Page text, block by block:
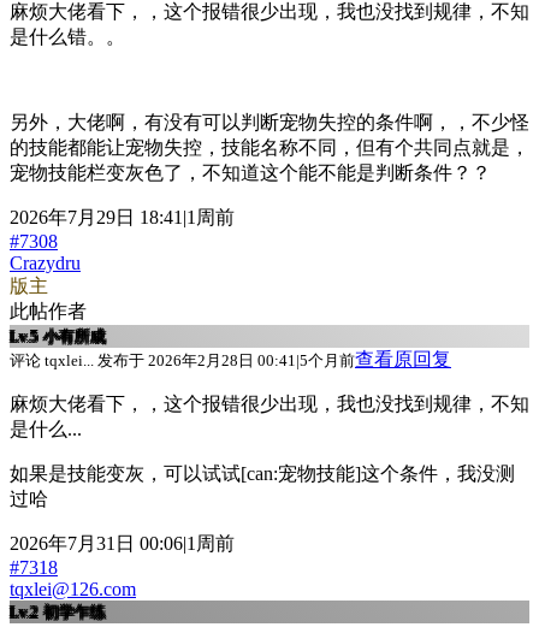
麻烦大佬看下，，这个报错很少出现，我也没找到规律，不知
是什么错。。
另外，大佬啊，有没有可以判断宠物失控的条件啊，，不少怪
的技能都能让宠物失控，技能名称不同，但有个共同点就是，
宠物技能栏变灰色了，不知道这个能不能是判断条件？？
2026年7月29日 18:41|1周前
#7308
Crazydru
版主
此帖作者
Lv.5 小有所成
评论 tqxlei... 发布于 2026年2月28日 00:41|5个月前查看原回复
麻烦大佬看下，，这个报错很少出现，我也没找到规律，不知
是什么...
如果是技能变灰，可以试试[can:宠物技能]这个条件，我没测
过哈
2026年7月31日 00:06|1周前
#7318
tqxlei@126.com
Lv.2 初学乍练